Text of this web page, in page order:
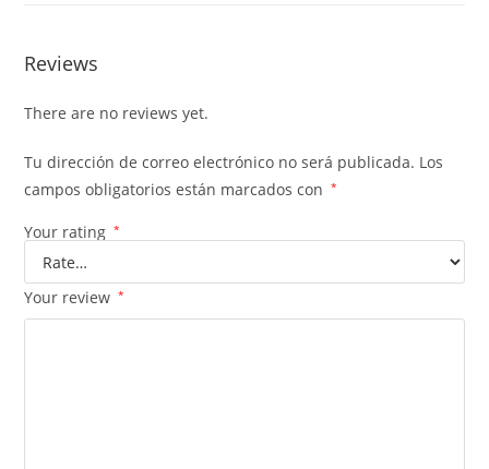
Reviews
There are no reviews yet.
Tu dirección de correo electrónico no será publicada. Los
campos obligatorios están marcados con
*
Your rating *
Your review *